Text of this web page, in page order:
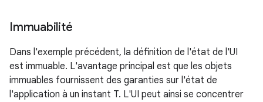
Immuabilité
Dans l'exemple précédent, la définition de l'état de l'UI
est immuable. L'avantage principal est que les objets
immuables fournissent des garanties sur l'état de
l'application à un instant T. L'UI peut ainsi se concentrer